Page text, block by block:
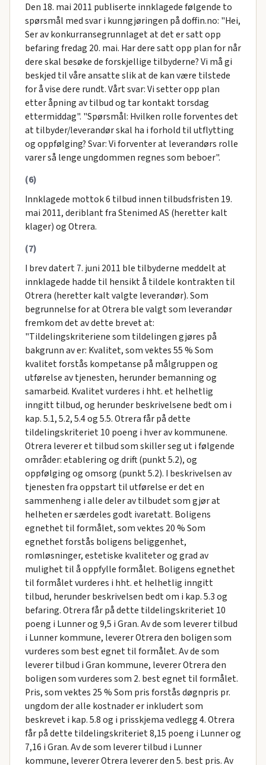
Den 18. mai 2011 publiserte innklagede følgende to
spørsmål med svar i kunngjøringen på doffin.no: "Hei,
Ser av konkurransegrunnlaget at det er satt opp
befaring fredag 20. mai. Har dere satt opp plan for når
dere skal besøke de forskjellige tilbyderne? Vi må gi
beskjed til våre ansatte slik at de kan være tilstede
for å vise dere rundt. Vårt svar: Vi setter opp plan
etter åpning av tilbud og tar kontakt torsdag
ettermiddag". "Spørsmål: Hvilken rolle forventes det
at tilbyder/leverandør skal ha i forhold til utflytting
og oppfølging? Svar: Vi forventer at leverandørs rolle
varer så lenge ungdommen regnes som beboer".
(6)
Innklagede mottok 6 tilbud innen tilbudsfristen 19.
mai 2011, deriblant fra Stenimed AS (heretter kalt
klager) og Otrera.
(7)
I brev datert 7. juni 2011 ble tilbyderne meddelt at
innklagede hadde til hensikt å tildele kontrakten til
Otrera (heretter kalt valgte leverandør). Som
begrunnelse for at Otrera ble valgt som leverandør
fremkom det av dette brevet at:
"Tildelingskriteriene som tildelingen gjøres på
bakgrunn av er: Kvalitet, som vektes 55 % Som
kvalitet forstås kompetanse på målgruppen og
utførelse av tjenesten, herunder bemanning og
samarbeid. Kvalitet vurderes i hht. et helhetlig
inngitt tilbud, og herunder beskrivelsene bedt om i
kap. 5.1, 5.2, 5.4 og 5.5. Otrera får på dette
tildelingskriteriet 10 poeng i hver av kommunene.
Otrera leverer et tilbud som skiller seg ut i følgende
områder: etablering og drift (punkt 5.2), og
oppfølging og omsorg (punkt 5.2). I beskrivelsen av
tjenesten fra oppstart til utførelse er det en
sammenheng i alle deler av tilbudet som gjør at
helheten er særdeles godt ivaretatt. Boligens
egnethet til formålet, som vektes 20 % Som
egnethet forstås boligens beliggenhet,
romløsninger, estetiske kvaliteter og grad av
mulighet til å oppfylle formålet. Boligens egnethet
til formålet vurderes i hht. et helhetlig inngitt
tilbud, herunder beskrivelsen bedt om i kap. 5.3 og
befaring. Otrera får på dette tildelingskriteriet 10
poeng i Lunner og 9,5 i Gran. Av de som leverer tilbud
i Lunner kommune, leverer Otrera den boligen som
vurderes som best egnet til formålet. Av de som
leverer tilbud i Gran kommune, leverer Otrera den
boligen som vurderes som 2. best egnet til formålet.
Pris, som vektes 25 % Som pris forstås døgnpris pr.
ungdom der alle kostnader er inkludert som
beskrevet i kap. 5.8 og i prisskjema vedlegg 4. Otrera
får på dette tildelingskriteriet 8,15 poeng i Lunner og
7,16 i Gran. Av de som leverer tilbud i Lunner
kommune, leverer Otrera leverer den 5. best pris. Av